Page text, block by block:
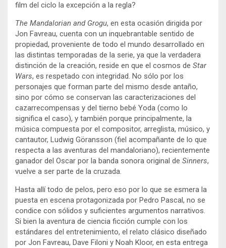
film del ciclo la excepción a la regla?
The Mandalorian and Grogu, en esta ocasión dirigida por
Jon Favreau, cuenta con un inquebrantable sentido de
propiedad, proveniente de todo el mundo desarrollado en
las distintas temporadas de la serie, ya que la verdadera
distinción de la creación, reside en que el cosmos de Star
Wars, es respetado con integridad. No sólo por los
personajes que forman parte del mismo desde antaño,
sino por cómo se conservan las caracterizaciones del
cazarrecompensas y del tierno bebé Yoda (como lo
significa el caso), y también porque principalmente, la
música compuesta por el compositor, arreglista, músico, y
cantautor, Ludwig Göransson (fiel acompañante de lo que
respecta a las aventuras del mandaloriano), recientemente
ganador del Oscar por la banda sonora original de Sinners,
vuelve a ser parte de la cruzada.
Hasta allí todo de pelos, pero eso por lo que se esmera la
puesta en escena protagonizada por Pedro Pascal, no se
condice con sólidos y suficientes argumentos narrativos.
Si bien la aventura de ciencia ficción cumple con los
estándares del entretenimiento, el relato clásico diseñado
por Jon Favreau, Dave Filoni y Noah Kloor, en esta entrega